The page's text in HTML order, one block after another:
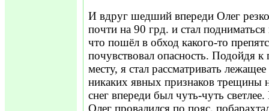
И вдруг шедший впереди Олег резко
почти на 90 грд. и стал
что пошёл в обход какого-то
почувствовал опасность. Подойдя к
месту, я стал рассматривать
никаких явных признаков трещины
снег впереди был чуть-чуть
Олег провалился по пояс,